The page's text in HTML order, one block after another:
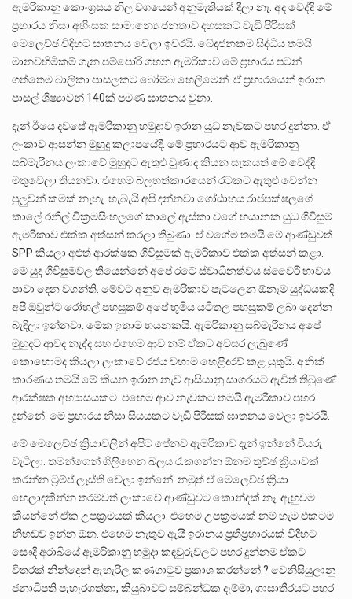
ඇමරිකානු කොංග්‍රසය නිල වශයෙන් අනුමැතියක් දීලා නෑ. අද වෙද්දි මේ
ප්‍රහාරය නිසා අහිංසක සාමාන්‍යෙ ජනතාව දහසකට වැඩි පිරිසක්
මෙලෙච්ඡ විදිහට ඝාතනය වෙලා ඉවරයි. ඛේදජනකම සිද්ධිය තමයි
මානවහිමිකම් ගැන පම්පෝරි ගහන ඇමරිකාව මේ ප්‍රහාරය පටන්
ගත්තෙම බාලිකා පාසලකට බෝම්බ හෙලීමෙන්. ඒ ප්‍රහාරයෙන් ඉරාන
පාසල් ශිෂ්‍යාවන් 140ක් පමණ ඝාතනය වුනා.
දැන් ඊයෙ දවසේ ඇමරිකානු හමුදාව ඉරාන යුධ නැවකට පහර දුන්නා. ඒ
ලංකාව ආසන්න මුහුදු කලාපයේදී. මේ ප්‍රහාරයට ආව ඇමරිකානු
සබ්මැරීනය ලංකාවේ මුහුදට ඇතුළු වුණාද කියන සැකයත් මේ වෙද්දි
මතුවෙලා තියනවා. එහෙම බලහත්කාරයෙන් රටකට ඇතුළු වෙන්න
පුලුවන් කමක් නැහැ. හැබැයි අපි දන්නවා ගෝඨාභය රාජපක්ෂලගේ
කාලේ රනිල් වික්‍රමසිංහලගේ කාලේ ඇස්කා වගේ භයානක යුධ ගිවිසුම්
ඇමරිකාව එක්ක අත්සන් කරලා තිබුණා. ඒ වගේම තමයි මේ ආණ්ඩුවත්
SPP කියලා අළුත් ආරක්ෂක ගිවිසුමක් ඇමරිකාව එක්ක අත්සන් කළා.
මේ යුද ගිවිසුම්වල තියෙන්නේ අපේ රටේ ස්වාධීනත්වය ස්වෛරී භාවය
පාවා දෙන වගන්ති. මේවට අනුව ඇමරිකාව පැටලෙන ඕනෑම යුද්ධයකදි
අපි ඔවුන්ට රෝහල් පහසුකම් අපේ භූමිය යටිතල පහසුකම් ලබා දෙන්න
බැඳිලා ඉන්නවා. මේක ඉතාම භයනකයි. ඇමරිකානු සබ්මැරීනය අපේ
මුහුදට ආවද නැද්ද සහ එහෙම ආව නම් ඒකට අවසර ලැබුණේ
කොහොමද කියලා ලංකාවේ රජය වහාම හෙළිදරව් කළ යුතුයි. අනික්
කාරණය තමයි මේ කියන ඉරාන නැව ආසියානු සාගරයට ඇවිත් තිබුණේ
ආරක්ෂක අභ්‍යාසයකට. එහෙම ආව නැවකට තමයි ඇමරිකාව පහර
දුන්නේ. මේ ප්‍රහාරය නිසා සියයකට වැඩි පිරිසක් ඝාතනය වෙලා ඉවරයි.
මේ මෙලෙච්ඡ ක්‍රියාවලින් අපිට පේනව ඇමරිකාව දැන් ඉන්නේ වියරු
වැටිලා. තමන්ගෙන් ගිලිහෙන බලය රැකගන්න ඕනම තුච්ඡ ක්‍රියාවක්
කරන්න ට්‍රම්ප් ලෑස්ති වෙලා ඉන්නේ. නමුත් ඒ මෙලෙච්ඡ ක්‍රියා
හෙලාදකින්න තරම්වත් ලංකාවේ ආණ්ඩුවට කොන්දක් නෑ. ඇහුවම
කියන්නේ ඒක උපක්‍රමයක් කියලා. එහෙම උපක්‍රමයක් නම් හැම එකටම
නිහඬව ඉන්න ඕන. එහෙම නැතුව ඇයි ඉරානය ප්‍රතිප්‍රහාරයක් විදිහට
සෞදි අරාබියේ ඇමරිකානු හමුදා කඳවුරුවලට පහර දුන්නම ඒකට
විතරක් නින්දෙන් ඇහැරිල කණගාටුව ප්‍රකාශ කරන්නේ ? වෙනිසියුලානු
ජනාධිපති පැහැරගත්තා, කියුබාවට සම්බන්ධක දැම්මා, ගාසාතීරයට පහර